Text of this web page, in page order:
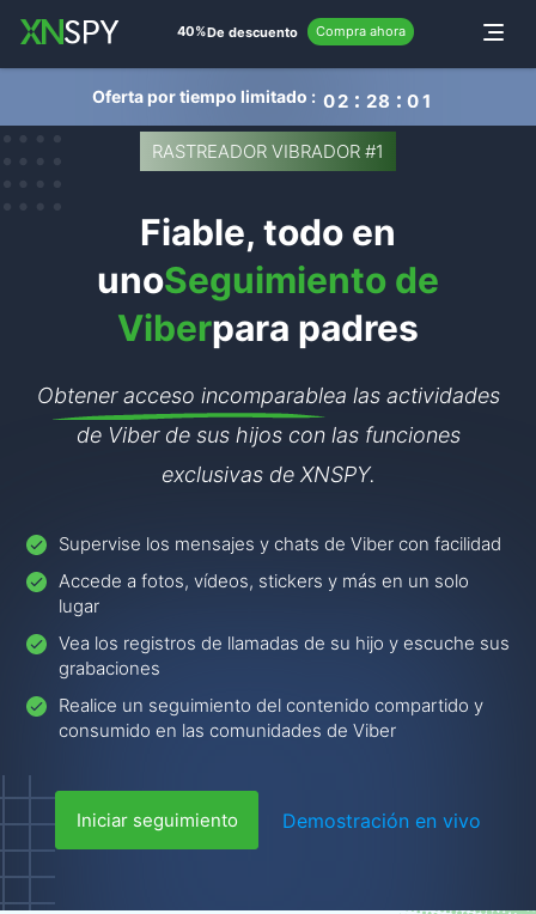
Toggle
40%De descuento Compra ahora
Oferta por tiempo limitado : 0 2 28 0 0
RASTREADOR VIBRADOR #1
Fiable, todo en
unoSeguimiento de
Viberpara padres
Obtener acceso incomparablea las actividades
de Viber de sus hijos con las funciones
exclusivas de XNSPY.
Supervise los mensajes y chats de Viber con facilidad
Accede a fotos, vídeos, stickers y más en un solo
lugar
Vea los registros de llamadas de su hijo y escuche sus
grabaciones
Realice un seguimiento del contenido compartido y
consumido en las comunidades de Viber
Iniciar seguimiento Demostración en vivo